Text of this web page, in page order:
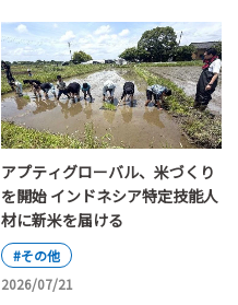
アプティグローバル、米づくり
を開始 インドネシア特定技能人
材に新米を届ける
#その他
2026/07/21